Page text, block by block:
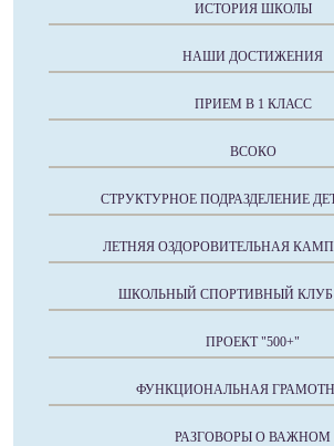
ИСТОРИЯ ШКОЛЫ
НАШИ ДОСТИЖЕНИЯ
ПРИЕМ В 1 КЛАСС
ВСОКО
СТРУКТУРНОЕ ПОДРАЗДЕЛЕНИЕ
ЛЕТНЯЯ ОЗДОРОВИТЕЛЬНАЯ
ШКОЛЬНЫЙ СПОРТИВНЫЙ КЛУБ
ПРОЕКТ "500+"
ФУНКЦИОНАЛЬНАЯ
РАЗГОВОРЫ О ВАЖНОМ